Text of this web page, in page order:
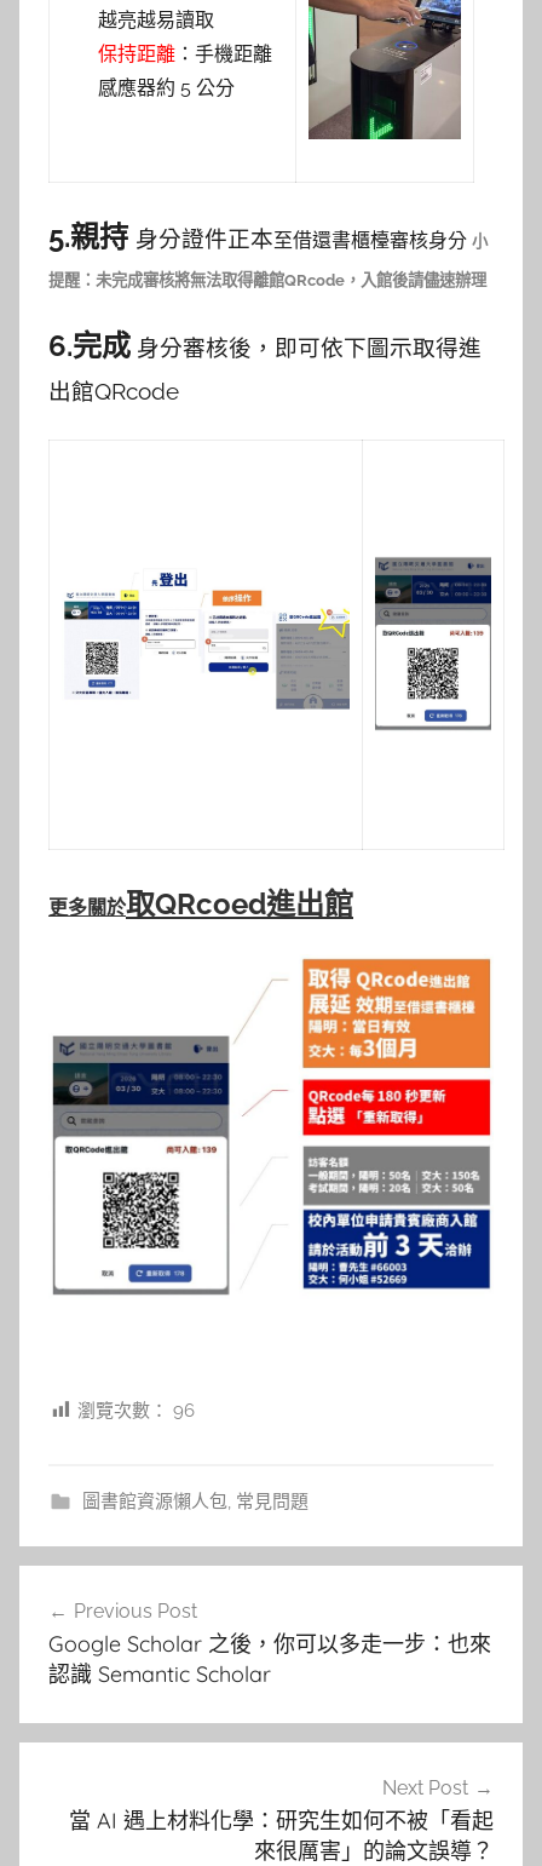
越亮越易讀取
保持距離 ：手機距離
感應器約 5 公分
5.親持 身分證件正本至借還書櫃檯審核身分 小
提醒：未完成審核將無法取得離館QRcode，入館後請儘速辦理
6.完成 身分審核後，即可依下圖示取得進
出館QRcode
更多關於取QRcoed進出館
瀏覽次數： 96
圖書館資源懶人包, 常見問題
導
覽
Previous Post
Google Scholar 之後，你可以多走一步：也來
認識 Semantic Scholar
Next Post
當 AI 遇上材料化學：研究生如何不被「看起
來很厲害」的論文誤導？